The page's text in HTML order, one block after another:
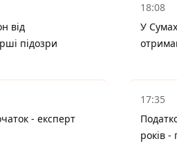
від
підозри
18:08
У
- експерт
17:35
років -